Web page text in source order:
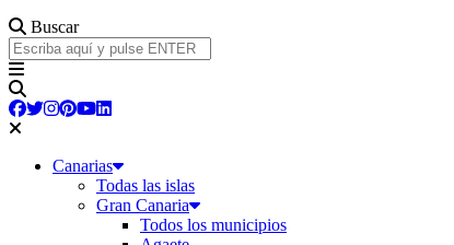
Buscar
Canarias
Todas las islas
Gran Canaria
Todos los municipios